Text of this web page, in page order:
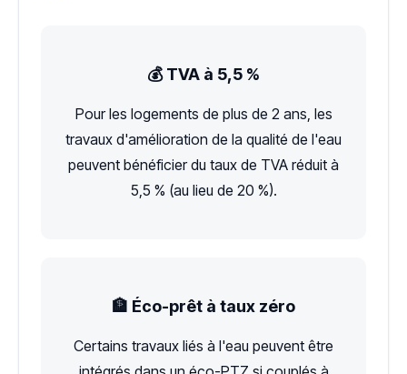
💰 TVA à 5,5 %
Pour les logements de plus de 2 ans, les
travaux d'amélioration de la qualité de l'eau
peuvent bénéficier du taux de TVA réduit à
5,5 % (au lieu de 20 %).
🏦 Éco-prêt à taux zéro
Certains travaux liés à l'eau peuvent être